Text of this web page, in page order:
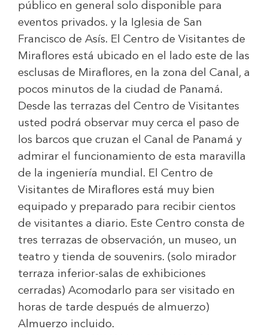
público en general solo disponible para
eventos privados. y la Iglesia de San
Francisco de Asís. El Centro de Visitantes de
Miraflores está ubicado en el lado este de las
esclusas de Miraflores, en la zona del Canal, a
pocos minutos de la ciudad de Panamá.
Desde las terrazas del Centro de Visitantes
usted podrá observar muy cerca el paso de
los barcos que cruzan el Canal de Panamá y
admirar el funcionamiento de esta maravilla
de la ingeniería mundial. El Centro de
Visitantes de Miraflores está muy bien
equipado y preparado para recibir cientos
de visitantes a diario. Este Centro consta de
tres terrazas de observación, un museo, un
teatro y tienda de souvenirs. (solo mirador
terraza inferior-salas de exhibiciones
cerradas) Acomodarlo para ser visitado en
horas de tarde después de almuerzo)
Almuerzo incluido.